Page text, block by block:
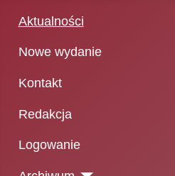
Aktualności
Nowe wydanie
Kontakt
Redakcja
Logowanie